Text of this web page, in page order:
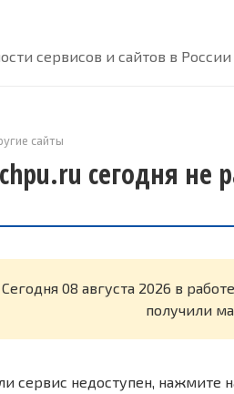
сервисов и сайтов в России
сайты
сегодня не
Cегодня 08 августа 2026 в
получили
сервис недоступен, нажмите